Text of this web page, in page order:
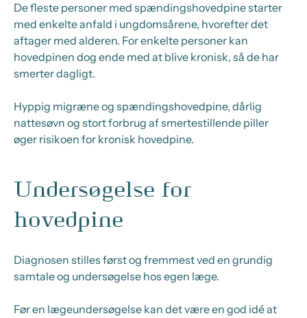
De fleste personer med spændingshovedpine starter
med enkelte anfald i ungdomsårene, hvorefter det
aftager med alderen. For enkelte personer kan
hovedpinen dog ende med at blive kronisk, så de har
smerter dagligt.
Hyppig migræne og spændingshovedpine, dårlig
nattesøvn og stort forbrug af smertestillende piller
øger risikoen for kronisk hovedpine.
Undersøgelse for
hovedpine
Diagnosen stilles først og fremmest ved en grundig
samtale og undersøgelse hos egen læge.
Før en lægeundersøgelse kan det være en god idé at